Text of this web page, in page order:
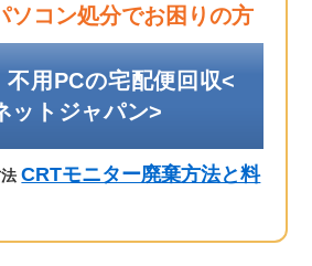
ソコン処分でお困りの方
不用PCの宅配便回収<
ットジャパン>
CRTモニター廃棄方法と料